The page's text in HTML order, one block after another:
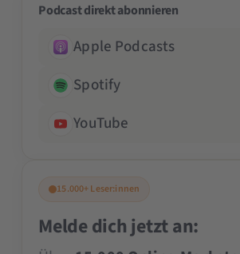
Podcast direkt abonnieren
Apple Podcasts
Spotify
YouTube
15.000+ Leser:innen
Melde dich jetzt an: